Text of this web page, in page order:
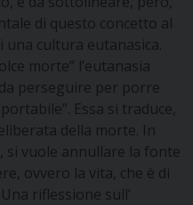
di questo concetto al
cultura eutanasica.
morte” l’eutanasia
perseguire per porre
Essa si traduce,
della morte. In
si vuole annullare la fonte
ovvero la vita, che è di
riflessione sull’